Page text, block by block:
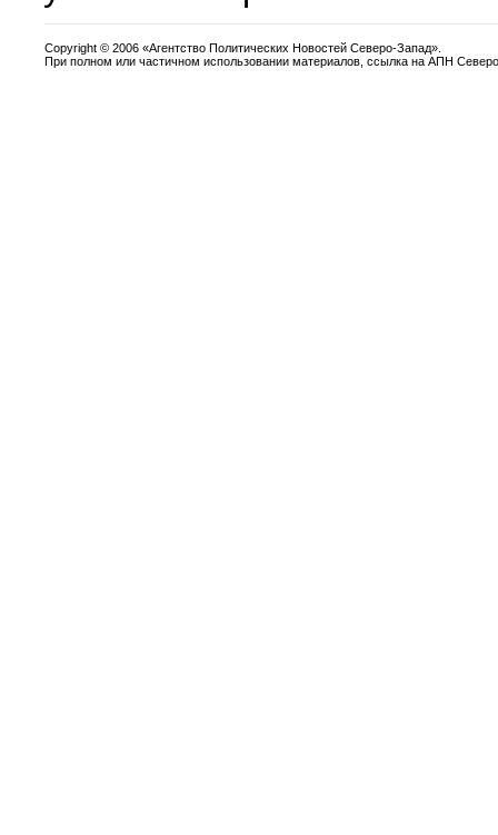
Copyright © 2006 «Агентство Политических Новостей Северо-Запад».
При полном или частичном использовании материалов, ссылка на АПН